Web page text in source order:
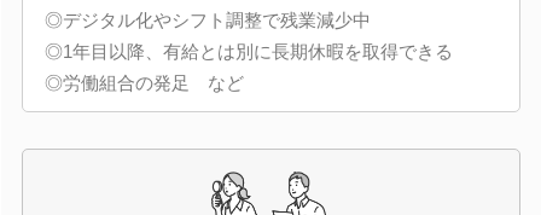
◎デジタル化やシフト調整で残業減少中
◎1年目以降、有給とは別に長期休暇を取得できる
◎労働組合の発足 など